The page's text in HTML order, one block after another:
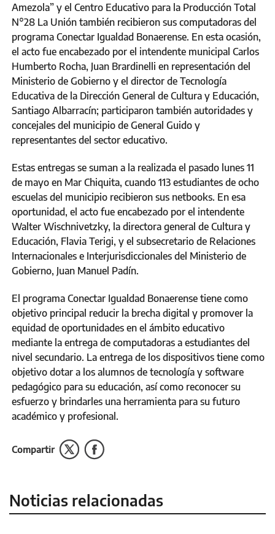
Amezola” y el Centro Educativo para la Producción Total
N°28 La Unión también recibieron sus computadoras del
programa Conectar Igualdad Bonaerense. En esta ocasión,
el acto fue encabezado por el intendente municipal Carlos
Humberto Rocha, Juan Brardinelli en representación del
Ministerio de Gobierno y el director de Tecnología
Educativa de la Dirección General de Cultura y Educación,
Santiago Albarracín; participaron también autoridades y
concejales del municipio de General Guido y
representantes del sector educativo.
Estas entregas se suman a la realizada el pasado lunes 11
de mayo en Mar Chiquita, cuando 113 estudiantes de ocho
escuelas del municipio recibieron sus netbooks. En esa
oportunidad, el acto fue encabezado por el intendente
Walter Wischnivetzky, la directora general de Cultura y
Educación, Flavia Terigi, y el subsecretario de Relaciones
Internacionales e Interjurisdiccionales del Ministerio de
Gobierno, Juan Manuel Padín.
El programa Conectar Igualdad Bonaerense tiene como
objetivo principal reducir la brecha digital y promover la
equidad de oportunidades en el ámbito educativo
mediante la entrega de computadoras a estudiantes del
nivel secundario. La entrega de los dispositivos tiene como
objetivo dotar a los alumnos de tecnología y software
pedagógico para su educación, así como reconocer su
esfuerzo y brindarles una herramienta para su futuro
académico y profesional.
Compartir
Noticias relacionadas